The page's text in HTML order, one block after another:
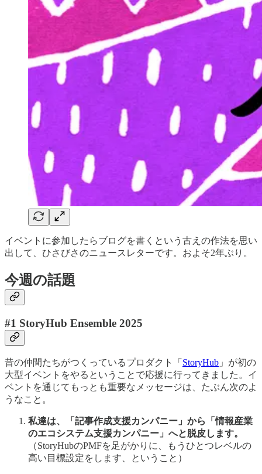
イベントに参加したらブログを書くという古えの作法を思い
出して、ひさびさのニュースレターです。およそ2年ぶり。
今週の話題
#1 StoryHub Ensemble 2025
昔の仲間たちがつくっているプロダクト「 StoryHub 」が初の
大型イベントをやるということで応援に行ってきました。イ
ベントを通じてもっとも重要なメッセージは、たぶん次のよ
うなこと。
私達は、「記事作成支援カンパニー」から「情報産業
のエコシステム支援カンパニー」へと脱皮します。
（StoryHubのPMFを足がかりに、もうひとつレベルの
高い目標設定をします、ということ）